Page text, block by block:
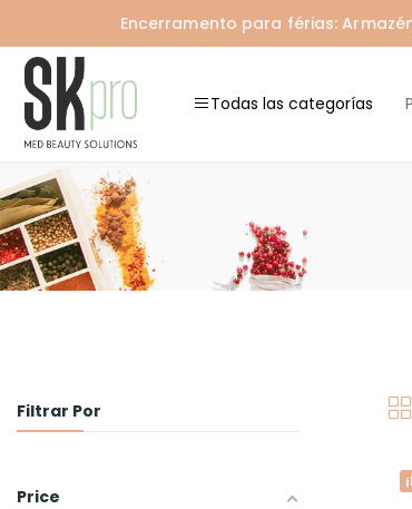
Encerramento para férias:
Todas las categorías
Filtrar Por
Price